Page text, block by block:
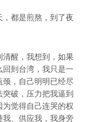
都是煎熬，到了夜
醒，我想到，如果
到台湾，我只是一
，自己明明已经尽
破，压力把我逼到
觉得自己连哭的权
、供应我，我身旁